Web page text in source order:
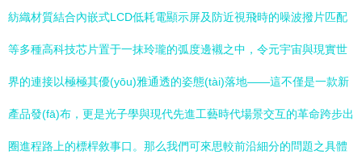
紡織材質結合內嵌式LCD低耗電顯示屏及防近視飛時的噪波撥片匹配
等多種高科技芯片置于一抹玲瓏的弧度邊襯之中，令元宇宙與現實世
界的連接以極極其優(yōu)雅通透的姿態(tài)落地——這不僅是一款新
產品發(fā)布，更是光子學與現代先進工藝時代場景交互的革命跨步出
圈進程路上的標桿敘事口。那么我們可來思較前沿細分的問題之具體